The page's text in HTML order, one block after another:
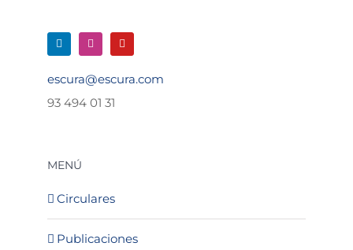
escura@escura.com
93 494 01 31
MENÚ
Circulares
Publicaciones